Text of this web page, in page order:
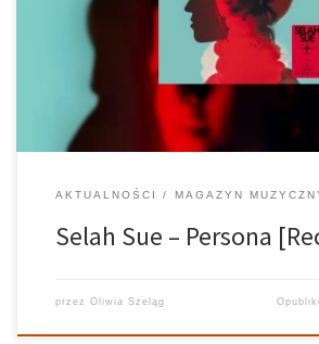
zmieniło i czy jeszcze zachwyca tak samo,
Sprawdź naszą recenzję!
AKTUALNOŚCI MAGAZYN
Selah Sue – Persona
przez Oliwia Szeląg